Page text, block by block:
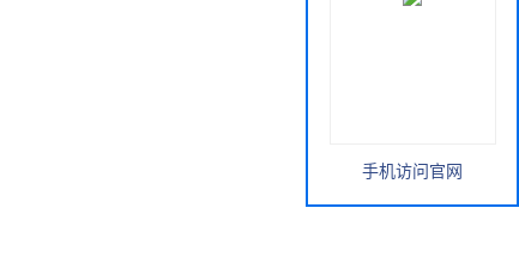
手机访问官网